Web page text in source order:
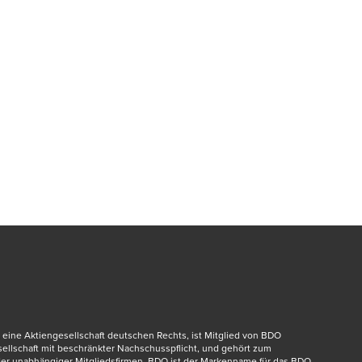
tabAktiengesellschaft deutschen Rechts, ist Mitglied von BDO
mit beschränkter Nachschusspflicht, und gehört zum